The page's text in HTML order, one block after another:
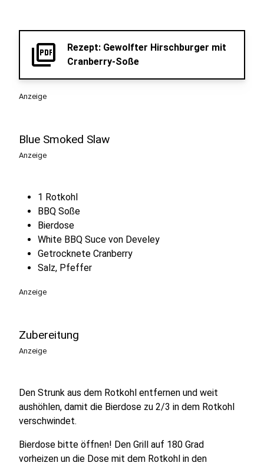
picture_as_pdf
Rezept: Gewolfter Hirschburger mit
Cranberry-Soße
Anzeige
Blue Smoked Slaw
Anzeige
1 Rotkohl
BBQ Soße
Bierdose
White BBQ Suce von Develey
Getrocknete Cranberry
Salz, Pfeffer
Anzeige
Zubereitung
Anzeige
Den Strunk aus dem Rotkohl entfernen und weit
aushöhlen, damit die Bierdose zu 2/3 in dem Rotkohl
verschwindet.
Bierdose bitte öffnen! Den Grill auf 180 Grad
vorheizen un die Dose mit dem Rotkohl in den